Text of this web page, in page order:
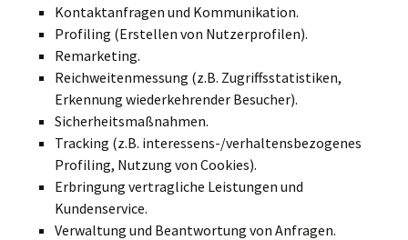
Kontaktanfragen und Kommunikation.
Profiling (Erstellen von Nutzerprofilen).
Remarketing.
Reichweitenmessung (z.B. Zugriffsstatistiken,
Erkennung wiederkehrender Besucher).
Sicherheitsmaßnahmen.
Tracking (z.B. interessens-/verhaltensbezogenes
Profiling, Nutzung von Cookies).
Erbringung vertragliche Leistungen und
Kundenservice.
Verwaltung und Beantwortung von Anfragen.